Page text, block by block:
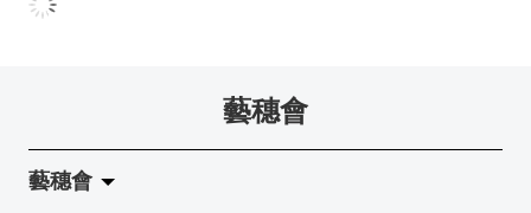
藝穗會
藝穗會